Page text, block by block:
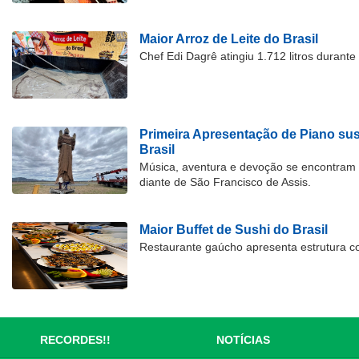
Maior Arroz de Leite do Brasil
Chef Edi Dagrê atingiu 1.712 litros
Primeira Apresentação de Piano
Brasil
Música, aventura e devoção se
diante de São Francisco de Assis.
Maior Buffet de Sushi do Brasil
Restaurante gaúcho apresenta estrutura
RECORDES!! NOTÍCIAS